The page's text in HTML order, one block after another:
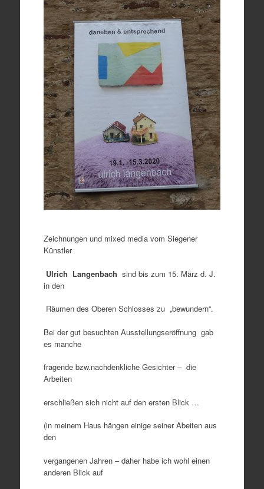
Zeichnungen und mixed media vom Siegener
Künstler
Ulrich Langenbach sind bis zum 15. März d. J.
in den
Räumen des Oberen Schlosses zu „bewundern“.
Bei der gut besuchten Ausstellungseröffnung gab
es manche
fragende bzw.nachdenkliche Gesichter – die
Arbeiten
erschließen sich nicht auf den ersten Blick …
(in meinem Haus hängen einige seiner Abeiten aus
den
vergangenen Jahren – daher habe ich wohl einen
anderen Blick auf